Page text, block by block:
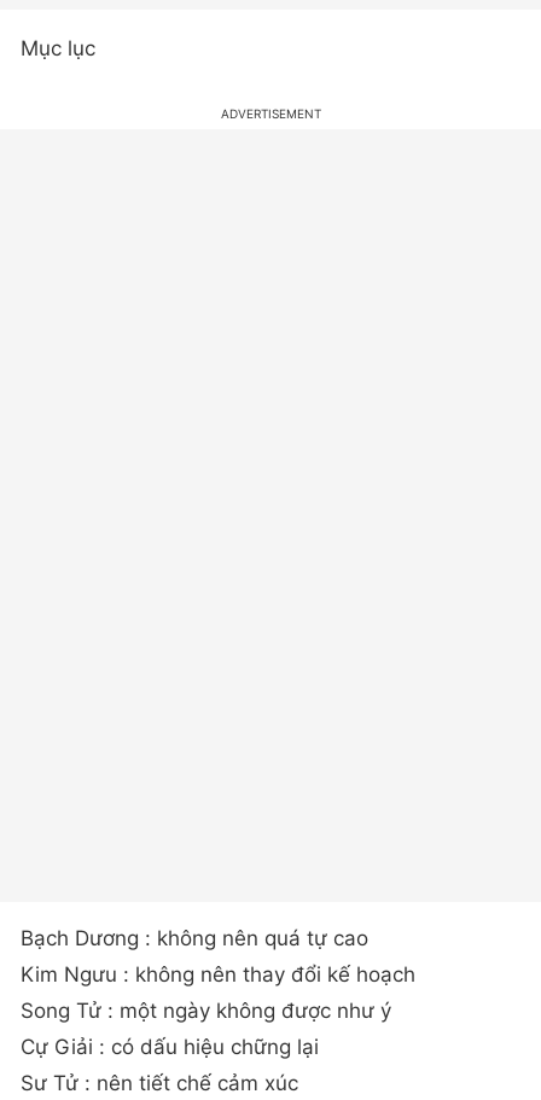
Mục lục
Bạch Dương : không nên quá tự cao
Kim Ngưu : không nên thay đổi kế hoạch
Song Tử : một ngày không được như ý
Cự Giải : có dấu hiệu chững lại
Sư Tử : nên tiết chế cảm xúc